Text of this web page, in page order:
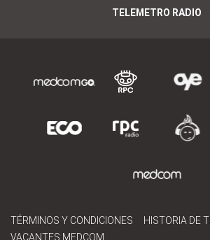
TELEMETRO RADIO
TÉRMINOS Y CONDICIONES
HISTORIA DE
VACANTES MEDCOM